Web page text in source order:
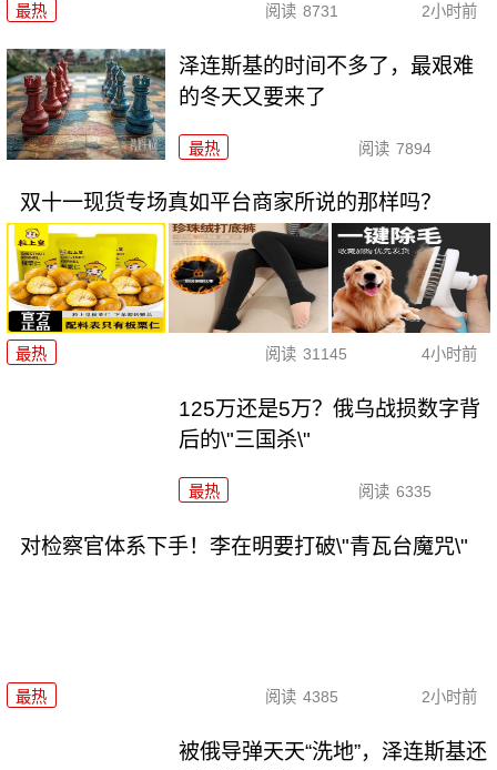
最热 阅读 8731 2小时前
泽连斯基的时间不多了，最艰难
的冬天又要来了
最热 阅读 7894
双十一现货专场真如平台商家所说的那样吗？
最热 阅读 31145 4小时前
125万还是5万？俄乌战损数字背
后的\"三国杀\"
最热 阅读 6335
对检察官体系下手！李在明要打破\"青瓦台魔咒\"
最热 阅读 4385 2小时前
被俄导弹天天“洗地”，泽连斯基还